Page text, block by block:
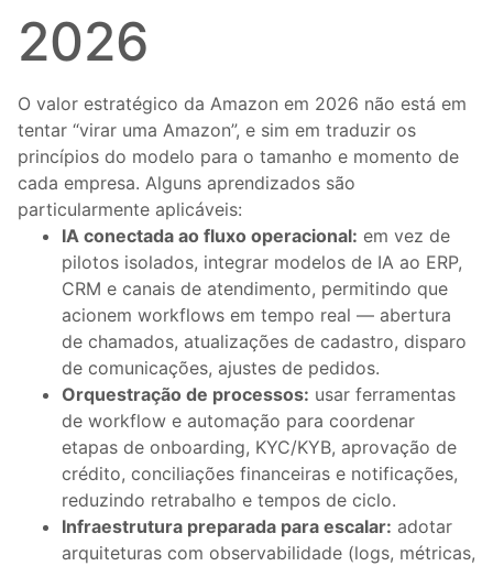
2026
O valor estratégico da Amazon em 2026 não está em
tentar “virar uma Amazon”, e sim em traduzir os
princípios do modelo para o tamanho e momento de
cada empresa. Alguns aprendizados são
particularmente aplicáveis:
IA conectada ao fluxo operacional: em vez de
pilotos isolados, integrar modelos de IA ao ERP,
CRM e canais de atendimento, permitindo que
acionem workflows em tempo real — abertura
de chamados, atualizações de cadastro, disparo
de comunicações, ajustes de pedidos.
Orquestração de processos: usar ferramentas
de workflow e automação para coordenar
etapas de onboarding, KYC/KYB, aprovação de
crédito, conciliações financeiras e notificações,
reduzindo retrabalho e tempos de ciclo.
Infraestrutura preparada para escalar: adotar
arquiteturas com observabilidade (logs, métricas,